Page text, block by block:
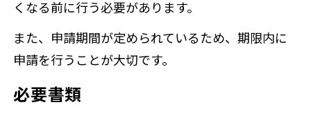
くなる前に行う必要があります。
また、申請期間が定められているため、期限内に
申請を行うことが大切です。
必要書類